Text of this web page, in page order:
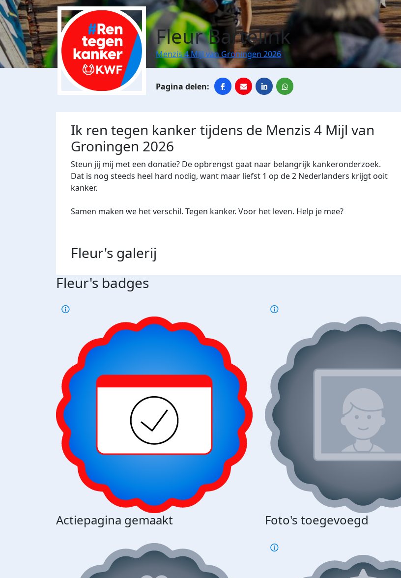
Fleur Bartelink
Menzis 4 Mijl van Groningen 2026
Ik ren tegen kanker tijdens de Menzis 4 Mijl van
Groningen 2026
Steun jij mij met een donatie? De opbrengst gaat naar belangrijk kankeronderzoek.
Dat is nog steeds heel hard nodig, want maar liefst 1 op de 2 Nederlanders krijgt ooit
kanker.
Samen maken we het verschil. Tegen kanker. Voor het leven. Help je mee?
Fleur's galerij
Fleur's badges
Actiepagina gemaakt Foto's toegevoegd